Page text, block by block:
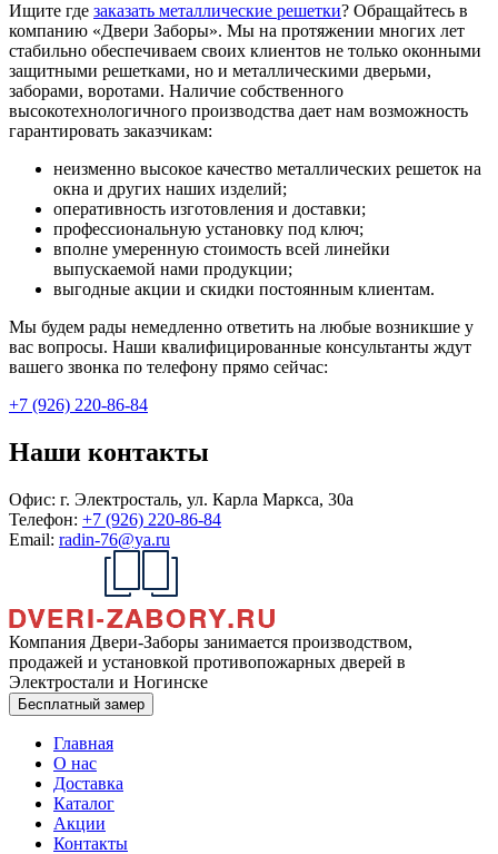
Ищите где заказать металлические решетки? Обращайтесь в
компанию «Двери Заборы». Мы на протяжении многих лет
стабильно обеспечиваем своих клиентов не только оконными
защитными решетками, но и металлическими дверьми,
заборами, воротами. Наличие собственного
высокотехнологичного производства дает нам возможность
гарантировать заказчикам:
неизменно высокое качество металлических решеток на
окна и других наших изделий;
оперативность изготовления и доставки;
профессиональную установку под ключ;
вполне умеренную стоимость всей линейки
выпускаемой нами продукции;
выгодные акции и скидки постоянным клиентам.
Мы будем рады немедленно ответить на любые возникшие у
вас вопросы. Наши квалифицированные консультанты ждут
вашего звонка по телефону прямо сейчас:
+7 (926) 220-86-84
Наши контакты
Офис: г. Электросталь, ул. Карла Маркса, 30а
Телефон: +7 (926) 220-86-84
Email: radin-76@ya.ru
Компания Двери-Заборы занимается производством,
продажей и установкой противопожарных дверей в
Электростали и Ногинске
Бесплатный замер
Главная
О нас
Доставка
Каталог
Акции
Контакты